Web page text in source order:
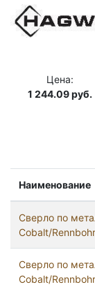
Наименование
Сверло по
Cobalt/
Сверло по
Cobalt/
Цена:
1 244.09руб.